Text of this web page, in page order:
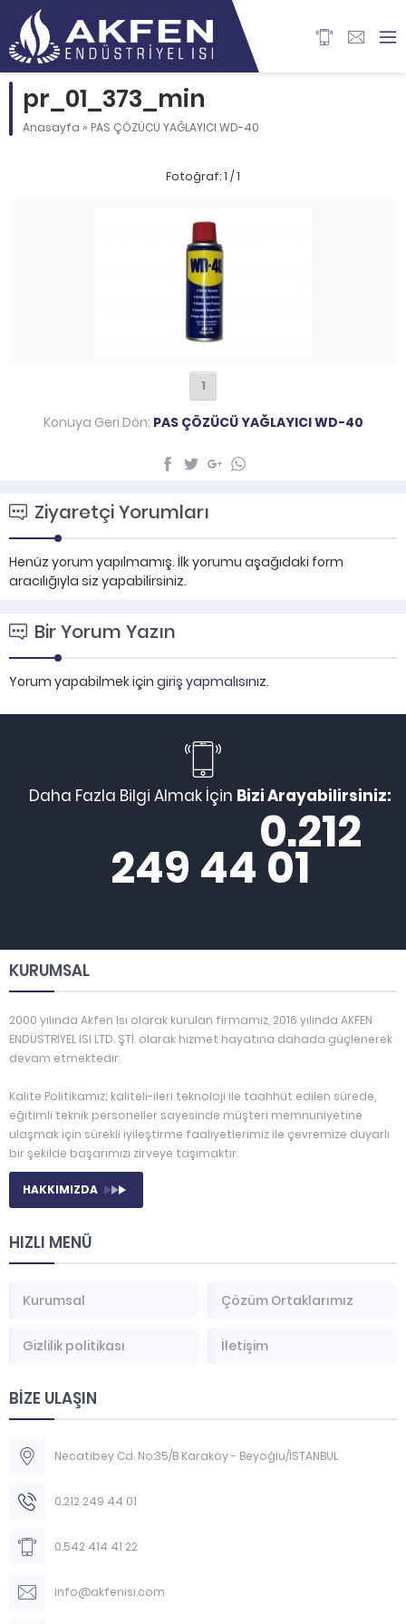
pr_01_373_min
Anasayfa » PAS ÇÖZÜCÜ YAĞLAYICI WD-40
Fotoğraf: 1 / 1
1
Konuya Geri Dön: PAS ÇÖZÜCÜ YAĞLAYICI WD-40
Ziyaretçi Yorumları
Henüz yorum yapılmamış. İlk yorumu aşağıdaki form
aracılığıyla siz yapabilirsiniz.
Bir Yorum Yazın
Yorum yapabilmek için giriş yapmalısınız.
Daha Fazla Bilgi Almak İçin Bizi Arayabilirsiniz:
0.212
249 44 01
KURUMSAL
2000 yılında Akfen Isı olarak kurulan firmamız, 2016 yılında AKFEN
ENDÜSTRİYEL ISI LTD. ŞTİ. olarak hizmet hayatına dahada güçlenerek
devam etmektedir.
Kalite Politikamız; kaliteli-ileri teknoloji ile taahhüt edilen sürede,
eğitimli teknik personeller sayesinde müşteri memnuniyetine
ulaşmak için sürekli iyileştirme faaliyetlerimiz ile çevremize duyarlı
bir şekilde başarımızı zirveye taşımaktır.
HAKKIMIZDA
HIZLI MENÜ
Kurumsal Çözüm Ortaklarımız
Gizlilik politikası İletişim
BİZE ULAŞIN
Necatibey Cd. No:35/B Karaköy - Beyoğlu/İSTANBUL
0.212 249 44 01
0.542 414 41 22
info@akfenisi.com